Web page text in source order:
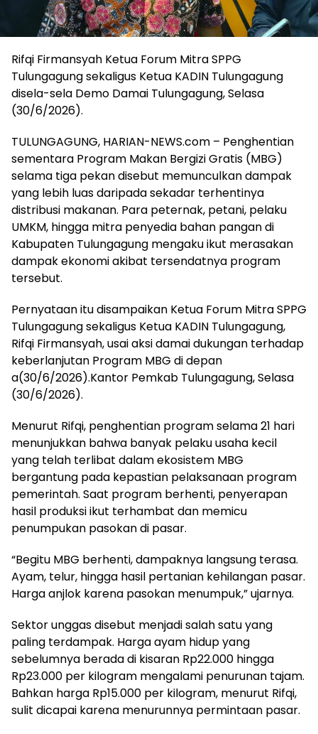
Rifqi Firmansyah Ketua Forum Mitra SPPG
Tulungagung sekaligus Ketua KADIN Tulungagung
disela-sela Demo Damai Tulungagung, Selasa
(30/6/2026).
TULUNGAGUNG, HARIAN-NEWS.com – Penghentian
sementara Program Makan Bergizi Gratis (MBG)
selama tiga pekan disebut memunculkan dampak
yang lebih luas daripada sekadar terhentinya
distribusi makanan. Para peternak, petani, pelaku
UMKM, hingga mitra penyedia bahan pangan di
Kabupaten Tulungagung mengaku ikut merasakan
dampak ekonomi akibat tersendatnya program
tersebut.
Pernyataan itu disampaikan Ketua Forum Mitra SPPG
Tulungagung sekaligus Ketua KADIN Tulungagung,
Rifqi Firmansyah, usai aksi damai dukungan terhadap
keberlanjutan Program MBG di depan
a(30/6/2026).Kantor Pemkab Tulungagung, Selasa
(30/6/2026).
Menurut Rifqi, penghentian program selama 21 hari
menunjukkan bahwa banyak pelaku usaha kecil
yang telah terlibat dalam ekosistem MBG
bergantung pada kepastian pelaksanaan program
pemerintah. Saat program berhenti, penyerapan
hasil produksi ikut terhambat dan memicu
penumpukan pasokan di pasar.
“Begitu MBG berhenti, dampaknya langsung terasa.
Ayam, telur, hingga hasil pertanian kehilangan pasar.
Harga anjlok karena pasokan menumpuk,” ujarnya.
Sektor unggas disebut menjadi salah satu yang
paling terdampak. Harga ayam hidup yang
sebelumnya berada di kisaran Rp22.000 hingga
Rp23.000 per kilogram mengalami penurunan tajam.
Bahkan harga Rp15.000 per kilogram, menurut Rifqi,
sulit dicapai karena menurunnya permintaan pasar.